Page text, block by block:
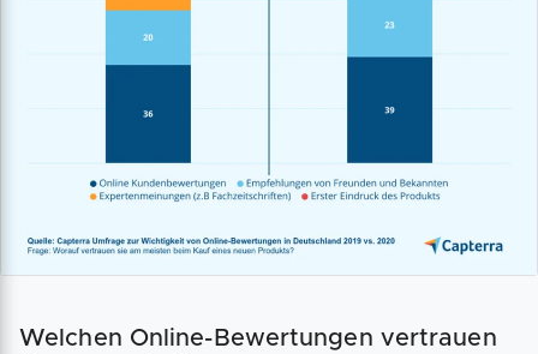
Welchen Online-Bewertungen vertrauen